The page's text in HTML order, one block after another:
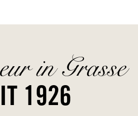
in Grasse
1926